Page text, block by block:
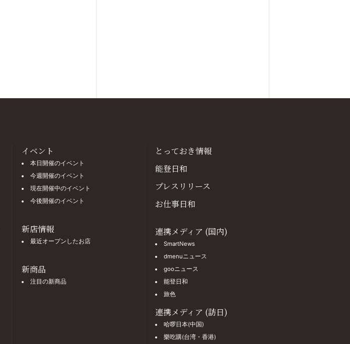
イベント
本日開催のイベント
今週開催のイベント
現在開催中のイベント
今後開催のイベント
新店情報
最近オープンしたお店
新商品
注目の新商品
とっておき情報
能登日和
プレスリリース
お仕事日和
連携メディア (国内)
SmartNews
dmenuニュース
gooニュース
能登日和
旅色
連携メディア (訪日)
哈啰日本(中国)
樂吃購(台湾・香港)